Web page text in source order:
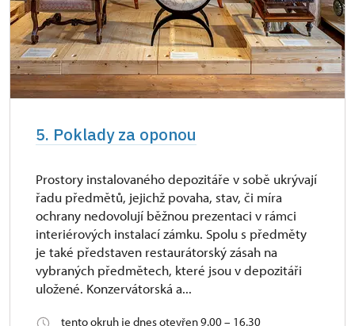
5. Poklady za oponou
Prostory instalovaného depozitáře v sobě ukrývají
řadu předmětů, jejichž povaha, stav, či míra
ochrany nedovolují běžnou prezentaci v rámci
interiérových instalací zámku. Spolu s předměty
je také představen restaurátorský zásah na
vybraných předmětech, které jsou v depozitáři
uložené. Konzervátorská a...
tento okruh je dnes otevřen 9.00 – 16.30